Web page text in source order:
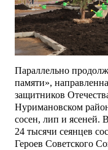
Параллельно
памяти»,
защитников
Нуримановском
сосен, лип и ясеней.
24 тысячи сеянцев
Героев Советского